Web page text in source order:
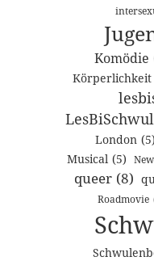
Komödie
Körperlichkeit
London (5)
Musical (5)
queer (8)
Roadmovie